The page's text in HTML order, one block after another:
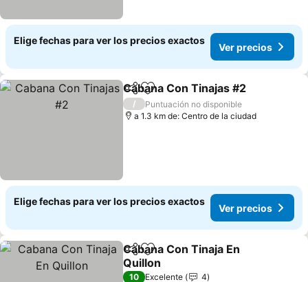
Elige fechas para ver los precios exactos
Ver precios
CompartirAgregar a favoritos
Cabana Con Tinajas #2
/
Puntuación no disponible
a 1.3 km de: Centro de la ciudad
Elige fechas para ver los precios exactos
Ver precios
CompartirAgregar a favoritos
Cabana Con Tinaja En
Quillon
Ver precios
10 Excelente 4